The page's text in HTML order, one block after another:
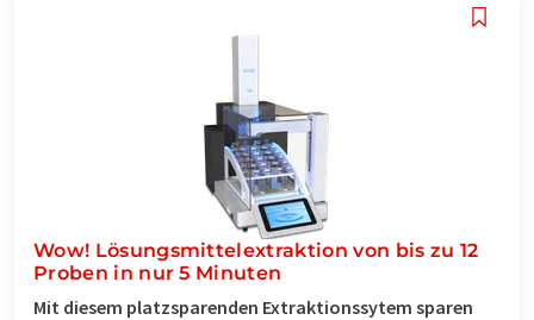
Wow! Lösungsmittelextraktion von bis zu 12
Proben in nur 5 Minuten
Mit diesem platzsparenden Extraktionssytem sparen